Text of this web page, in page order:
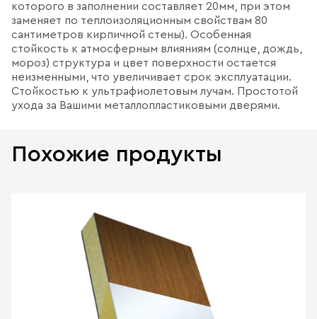
которого в заполнении составляет 20мм, при этом
заменяет по теплоизоляционным свойствам 80
сантиметров кирпичной стены). Особенная
стойкость к атмосферным влияниям (солнце, дождь,
мороз) структура и цвет поверхности остается
неизменными, что увеличивает срок эксплуатации.
Стойкостью к ультрафиолетовым лучам. Простотой
ухода за Вашими металлопластиковыми дверями.
Похожие продукты